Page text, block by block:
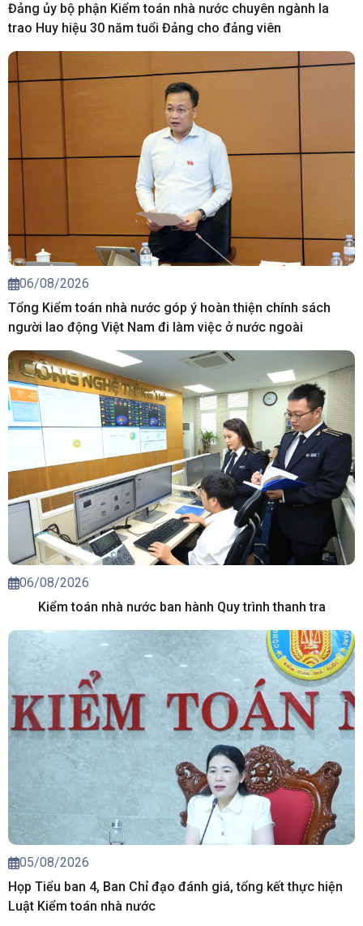
Đảng ủy bộ phận Kiểm toán nhà nước chuyên ngành Ia
trao Huy hiệu 30 năm tuổi Đảng cho đảng viên
06/08/2026
Tổng Kiểm toán nhà nước góp ý hoàn thiện chính sách
người lao động Việt Nam đi làm việc ở nước ngoài
06/08/2026
Kiểm toán nhà nước ban hành Quy trình thanh tra
05/08/2026
Họp Tiểu ban 4, Ban Chỉ đạo đánh giá, tổng kết thực hiện
Luật Kiểm toán nhà nước